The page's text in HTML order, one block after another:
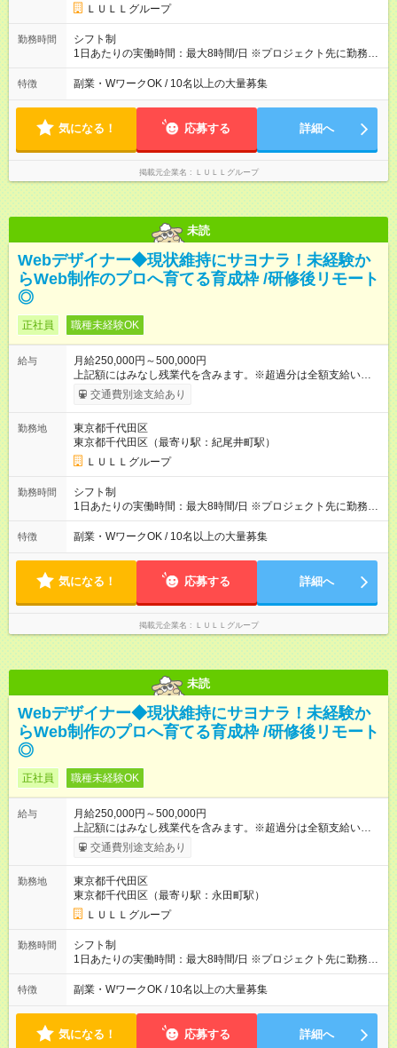
キルを考慮し初任給を決定。経験者の方は前給考慮も可能で
す！ ◎昇給年1回（研修終了後） ◎賞与年2回（2月・8月）＋業
績賞与あり ◤スキルアップも、収入アップも。◢ 入社後の成長
や頑張りは、しっかり給与で還元しています。 実際にほぼ全員
上アップした社員も。 エンジニアへの還元率は業界高水準の
87％。 スキルを磨いた分だけ、収入アップも目指せる環境で
す！ 【試用期間】試用期間あり 試用期間の長さ：6ヶ月 ※ 雇用
形態と給与に、本採用時と異なる部分があります。 雇用形態：
中途採用（契約社員） 給与：月給 230,000円以上 上記額にはみ
なし残業代を含みます。※超過分は全額支給いたします。 みな
別途支給いたします ※研修期間中（最大12ヶ月間）も、試用期
ＬＵＬＬグループ
勤務時間
シフト制
1日あたりの実働時間：最大8時間/日 ※プロジェクト先に勤務時
間は異なります 【シフト例】 ・10時00分～19時00分 ・9時00
分～18時00分 平均残業時間：月10時間以内
特徴 副業・WワークOK / 10名以上の大量募集
気になる！ 応募する 詳細へ
掲載元企業名 ＬＵＬＬグループ
未読
Webデザイナー◆現状維持にサヨナラ！未経験か
らWeb制作のプロへ育てる育成枠 /研修後リモート
◎
正社員 職種未経験OK
給与
月給250,000円～500,000円
上記額にはみなし残業代を含みます。※超過分は全額支給いたし
ます。 みなし残業代 21,675円／月 みなし残業時間 12時間／月 -
------------------------------------------------------- ≪経験者の方は以下と
万円～＋業績賞与＋交通費＋各種手当 ※固定残業代（30時間/6
万6，610円分）を含む。超過分は追加支給いたします 能力やス
キルを考慮し初任給を決定。経験者の方は前給考慮も可能で
す！ ◎昇給年1回（研修終了後） ◎賞与年2回（2月・8月）＋業
績賞与あり ◤スキルアップも、収入アップも。◢ 入社後の成長
や頑張りは、しっかり給与で還元しています。 実際にほぼ全員
上アップした社員も。 エンジニアへの還元率は業界高水準の
87％。 スキルを磨いた分だけ、収入アップも目指せる環境で
す！ 【試用期間】試用期間あり 試用期間の長さ：6ヶ月 ※ 雇用
形態と給与に、本採用時と異なる部分があります。 雇用形態：
中途採用（契約社員） 給与：月給 230,000円以上 上記額にはみ
なし残業代を含みます。※超過分は全額支給いたします。 みな
別途支給いたします ※研修期間中（最大12ヶ月間）も、試用期
交通費別途支給あり
勤務地
東京都千代田区
東京都千代田区（最寄り駅：紀尾井町駅）
ＬＵＬＬグループ
勤務時間
シフト制
1日あたりの実働時間：最大8時間/日 ※プロジェクト先に勤務時
間は異なります 【シフト例】 ・10時00分～19時00分 ・9時00
分～18時00分 平均残業時間：月10時間以内
特徴 副業・WワークOK / 10名以上の大量募集
気になる！ 応募する 詳細へ
掲載元企業名 ＬＵＬＬグループ
未読
Webデザイナー◆現状維持にサヨナラ！未経験か
らWeb制作のプロへ育てる育成枠 /研修後リモート
◎
正社員 職種未経験OK
給与
月給250,000円～500,000円
上記額にはみなし残業代を含みます。※超過分は全額支給いたし
ます。 みなし残業代 21,675円／月 みなし残業時間 12時間／月 -
------------------------------------------------------- ≪経験者の方は以下と
万円～＋業績賞与＋交通費＋各種手当 ※固定残業代（30時間/6
万6，610円分）を含む。超過分は追加支給いたします 能力やス
キルを考慮し初任給を決定。経験者の方は前給考慮も可能で
す！ ◎昇給年1回（研修終了後） ◎賞与年2回（2月・8月）＋業
績賞与あり ◤スキルアップも、収入アップも。◢ 入社後の成長
や頑張りは、しっかり給与で還元しています。 実際にほぼ全員
上アップした社員も。 エンジニアへの還元率は業界高水準の
87％。 スキルを磨いた分だけ、収入アップも目指せる環境で
す！ 【試用期間】試用期間あり 試用期間の長さ：6ヶ月 ※ 雇用
形態と給与に、本採用時と異なる部分があります。 雇用形態：
中途採用（契約社員） 給与：月給 230,000円以上 上記額にはみ
交通費別途支給あり
勤務地
東京都千代田区
東京都千代田区（最寄り駅：永田町駅）
ＬＵＬＬグループ
勤務時間
シフト制
1日あたりの実働時間：最大8時間/日 ※プロジェクト先に勤務時
間は異なります 【シフト例】 ・10時00分～19時00分 ・9時00
分～18時00分 平均残業時間：月10時間以内
特徴 副業・WワークOK / 10名以上の大量募集
気になる！ 応募する 詳細へ